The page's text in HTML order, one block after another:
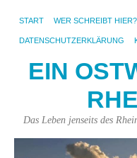
START WER SCHREIBT HIER?
DATENSCHUTZERKLÄRUNG
EIN
Das Leben jenseits des